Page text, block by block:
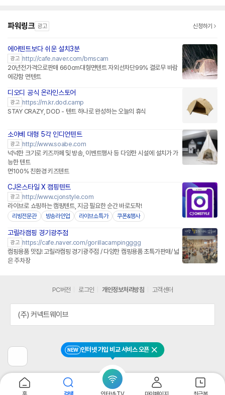
파워링크 광고 신청하기
에어텐트보다 쉬운 설치3분
광고 http://cafe.naver.com/bmscam
20년전가격으로판매 660cm대형면텐트 자외선차단99% 결로무 바람
에강함 면텐트
디오디 공식 온라인스토어
광고 https://m.kr.dod.camp
STAY CRAZY, DOD - 텐트 하나로 완성하는 오늘의 휴식
소아베 대형 5각 인디언텐트
광고 http://www.soabe.com
넉넉한 크기로 키즈까페 및 방송, 이벤트행사 등 다양한 시설에 설치가 가
능한 텐트
면100% 친환경 키즈텐트
CJ온스타일 X 캠핑텐트
광고 http://www.cjonstyle.com
라이브로 쇼핑하는 캠핑텐트, 지금 필요한 순간 바로도착!
리빙전문관 방송라인업 라이브쇼특가 쿠폰&행사
고릴라캠핑 경기광주점
광고 https://cafe.naver.com/gorillacampingggg
캠핑용품 맛집! 고릴라캠핑 경기광주점 / 다양한 캠핑용품 초특가판매/ 넓
은 주차장
전
페
이
지
NEW 인터넷 가입 비교 서비스 오픈 닫기
PC버전 로그인 개인정보처리방침 고객센터
(주) 커넥트웨이브